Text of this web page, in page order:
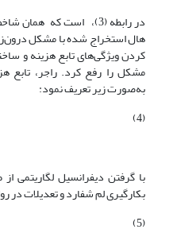
کردن ویژگی‌های تابع هزینه و
مشکل را رفع کرد. راجر، تابع
به‌صورت زیر تعریف نمود:
(4)
بکارگیری لم شفارد و تعدیلات در
(5)